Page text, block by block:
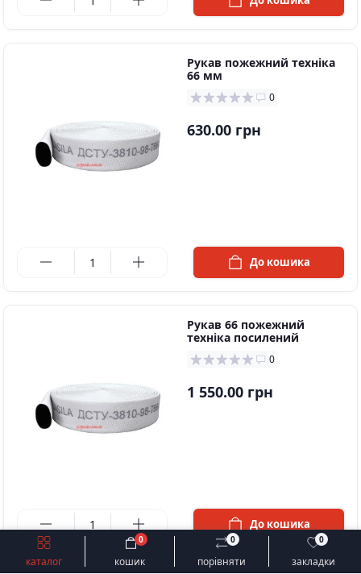
каталог порівняти
0
закладки
0
кошик
0
Швидке замовлення До кошика
Рукав пожежний техніка
66 мм
0
630.00 грн
До кошика
Рукав 66 пожежний
техніка посилений
0
1 550.00 грн
До кошика